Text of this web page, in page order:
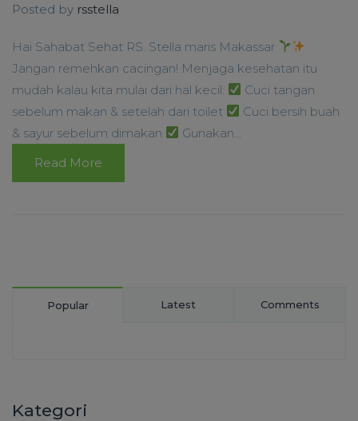
Posted by rsstella
Hai Sahabat Sehat RS. Stella maris Makassar
Jangan remehkan cacingan! Menjaga kesehatan itu
mudah kalau kita mulai dari hal kecil:
Cuci tangan
sebelum makan & setelah dari toilet
Cuci bersih buah
& sayur sebelum dimakan
Gunakan...
Read More
Popular Latest Comments
Kategori